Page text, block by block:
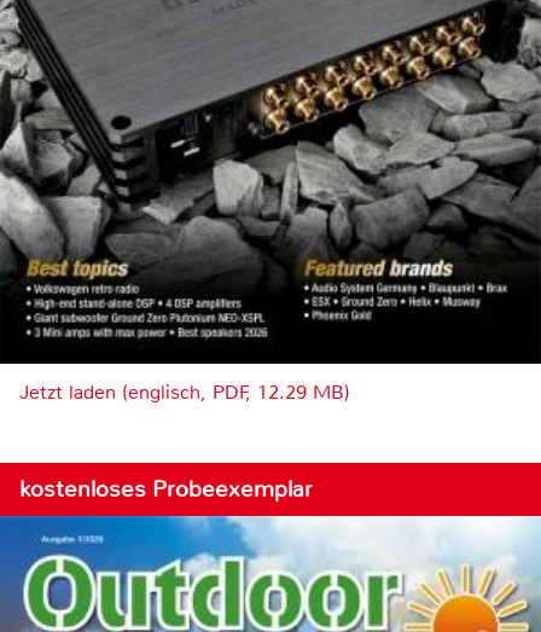
Jetzt laden (englisch, PDF, 12.29 MB)
kostenloses Probeexemplar